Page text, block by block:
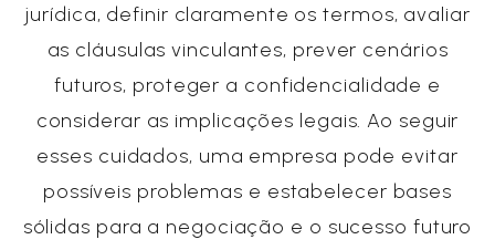
jurídica, definir claramente os termos, avaliar
as cláusulas vinculantes, prever cenários
futuros, proteger a confidencialidade e
considerar as implicações legais. Ao seguir
esses cuidados, uma empresa pode evitar
possíveis problemas e estabelecer bases
sólidas para a negociação e o sucesso futuro